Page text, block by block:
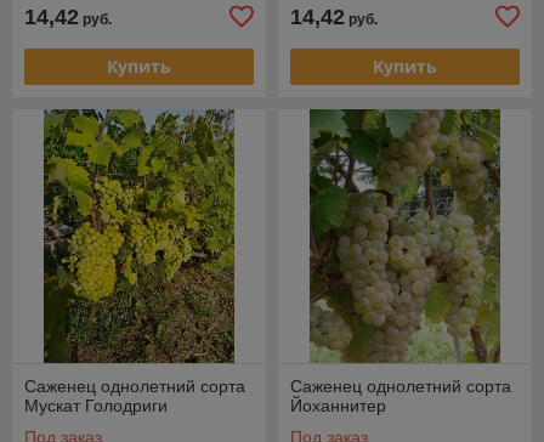
14,42 руб.
Купить
14,42 руб.
Купить
Саженец однолетний сорта
Мускат Голодриги
Под заказ
Саженец однолетний сорта
Йоханнитер
Под заказ